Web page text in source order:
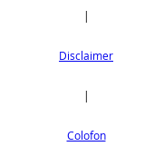
|
Disclaimer
|
Colofon